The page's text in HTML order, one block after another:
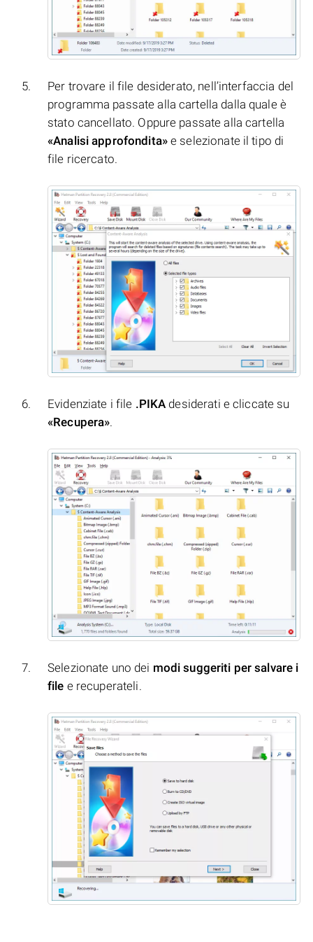
Per trovare il file desiderato, nell’interfaccia del
programma passate alla cartella dalla quale è
stato cancellato. Oppure passate alla cartella
«Analisi approfondita»e selezionate il tipo di
file ricercato.
Evidenziate i file .PIKA desiderati e cliccate su
«Recupera».
Selezionate uno dei modi suggeriti per salvare i
file e recuperateli.